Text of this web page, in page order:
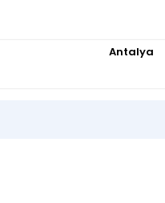
Antalya